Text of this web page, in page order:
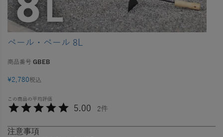
ペール・ペール 8L
商品番号 GBEB
¥2,780税込
5.00 2
注意事項